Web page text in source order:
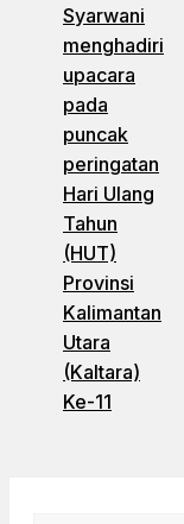
Syarwani
menghadiri
upacara
pada
puncak
peringatan
Hari Ulang
Tahun
(HUT)
Provinsi
Kalimantan
Utara
(Kaltara)
Ke-11